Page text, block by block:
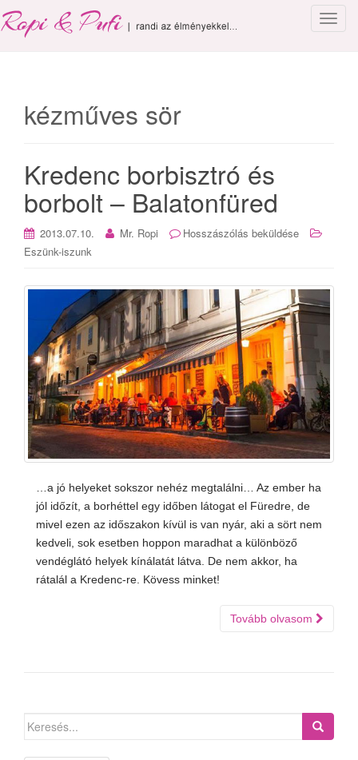
T
kézműves sör
Kredenc borbisztró és
borbolt – Balatonfüred
2013.07.10. Mr. Ropi
Hosszászólás beküldése
Eszünk-iszunk
…a jó helyeket sokszor nehéz megtalálni… Az ember ha
jól időzít, a borhéttel egy időben látogat el Füredre, de
mivel ezen az időszakon kívül is van nyár, aki a sört nem
kedveli, sok esetben hoppon maradhat a különböző
vendéglátó helyek kínálatát látva. De nem akkor, ha
rátalál a Kredenc-re. Kövess minket!
Tovább olvasom
Search